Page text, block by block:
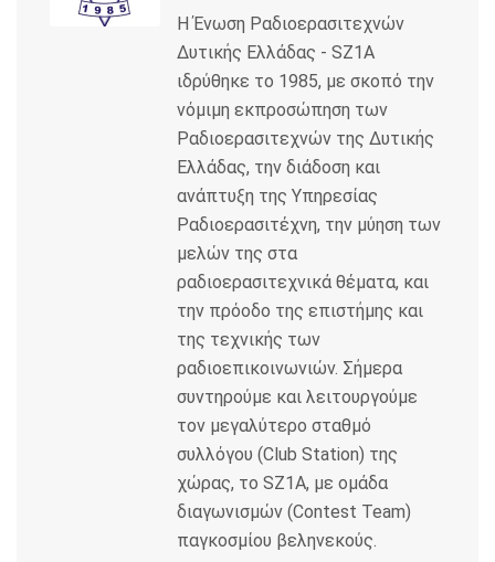
Η Ένωση Ραδιοερασιτεχνών
Δυτικής Ελλάδας - SZ1A
ιδρύθηκε το 1985, με σκοπό την
νόμιμη εκπροσώπηση των
Ραδιοερασιτεχνών της Δυτικής
Ελλάδας, την διάδοση και
ανάπτυξη της Υπηρεσίας
Ραδιοερασιτέχνη, την μύηση των
μελών της στα
ραδιοερασιτεχνικά θέματα, και
την πρόοδο της επιστήμης και
της τεχνικής των
ραδιοεπικοινωνιών. Σήμερα
συντηρούμε και λειτουργούμε
τον μεγαλύτερο σταθμό
συλλόγου (Club Station) της
χώρας, το SZ1A, με ομάδα
διαγωνισμών (Contest Team)
παγκοσμίου βεληνεκούς.